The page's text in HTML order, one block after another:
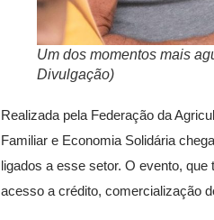
Um dos momentos mais
Divulgação)
Realizada pela Federação da
Familiar e Economia Solidária
ligados a esse setor. O evento,
acesso a crédito, comercialização